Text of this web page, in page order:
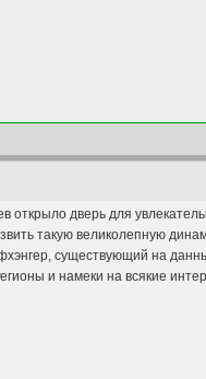
дверь для
такую великолепную
существующий на
и намеки на всякие